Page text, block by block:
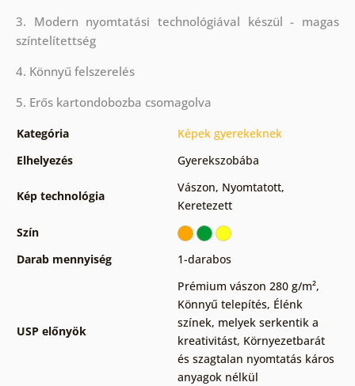
3. Modern nyomtatási technológiával készül - magas
színtelítettség
4. Könnyű felszerelés
5. Erős kartondobozba csomagolva
Kategória
Képek gyerekeknek
Elhelyezés
Gyerekszobába
Kép technológia
Vászon, Nyomtatott,
Keretezett
Szín
Darab mennyiség
1-darabos
USP előnyök
Prémium vászon 280 g/m²,
Könnyű telepítés, Élénk
színek, melyek serkentik a
kreativitást, Környezetbarát
és szagtalan nyomtatás káros
anyagok nélkül